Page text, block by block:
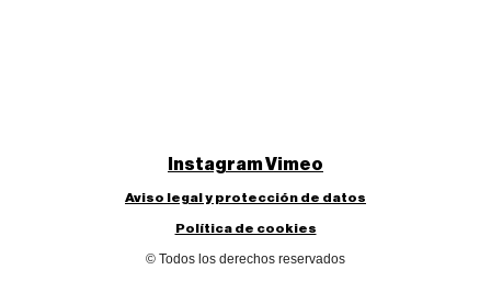
InstagramVimeo
Aviso legal y protección de datos
Política de cookies
© Todos los derechos reservados